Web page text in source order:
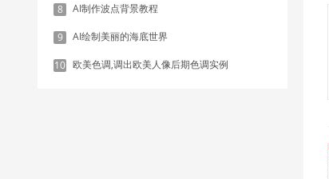
8 AI制作波点背景教程
9 AI绘制美丽的海底世界
10 欧美色调,调出欧美人像后期色调实例